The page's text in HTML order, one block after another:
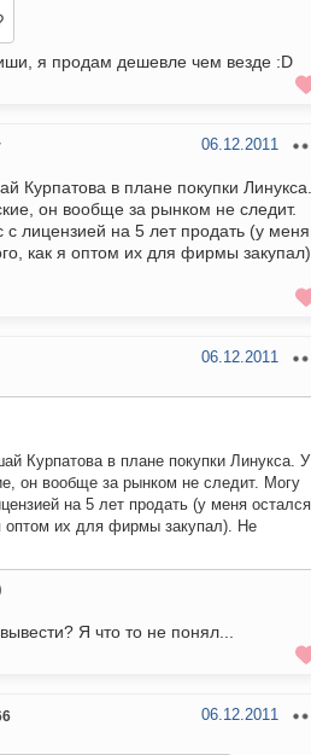
я продам дешевле чем везде :D
06.12.2011
Курпатова в плане покупки Линукса.
он вообще за рынком не следит.
с лицензией на 5 лет продать (у меня
как я оптом их для фирмы
06.12.2011
Курпатова в плане покупки Линукса. У
он вообще за рынком не следит. Могу
на 5 лет продать (у меня остался
оптом их для фирмы закупал). Не
Я что то не понял...
06.12.2011